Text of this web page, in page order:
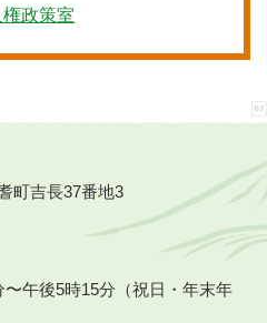
政策室
町吉長37番地3
午後5時15分（祝日・年末年